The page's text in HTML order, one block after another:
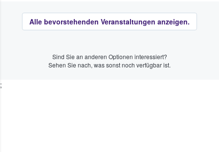
Alle bevorstehenden Veranstaltungen anzeigen.
Sind Sie an anderen Optionen interessiert?
Sehen Sie nach, was sonst noch verfügbar ist.
;